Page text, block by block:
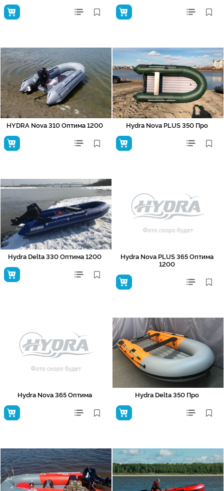
HYDRA Nova 310 Оптима 1200 Hydra Nova PLUS 350 Про
Hydra Delta 330 Оптима 1200
Hydra Nova PLUS 365 Оптима
1200
Hydra Nova 365 Оптима Hydra Delta 350 Про